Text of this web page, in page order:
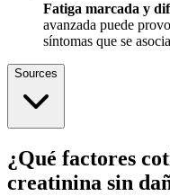
Fatiga marcada y
avanzada puede
síntomas que se
Sources
¿Qué factores
creatinina sin